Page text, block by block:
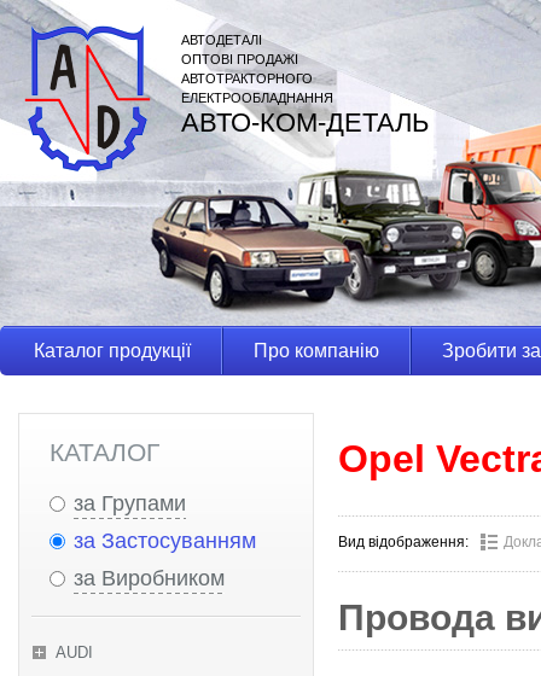
АВТОДЕТАЛІ
ОПТОВІ ПРОДАЖІ
АВТОТРАКТОРНОГО
ЕЛЕКТРООБЛАДНАННЯ
АВТО-КОМ-ДЕТАЛЬ
Каталог продукції Про компанію Зробити
КАТАЛОГ
за Групами
за Застосуванням
за Виробником
AUDI
Opel
Вид відображення:
Провода